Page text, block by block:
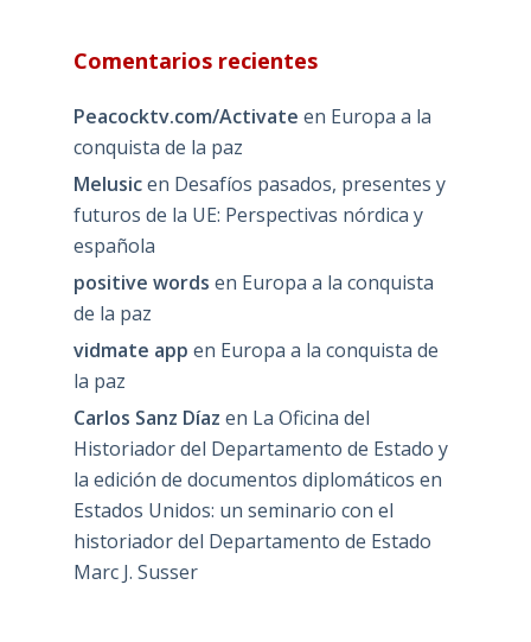
Comentarios recientes
Peacocktv.com/Activate en Europa a la
conquista de la paz
Melusicen Desafíos pasados, presentes y
futuros de la UE: Perspectivas nórdica y
española
positive words en Europa a la conquista
de la paz
vidmate app en Europa a la conquista de
la paz
Carlos Sanz Díaz en La Oficina del
Historiador del Departamento de Estado y
la edición de documentos diplomáticos en
Estados Unidos: un seminario con el
historiador del Departamento de Estado
Marc J. Susser